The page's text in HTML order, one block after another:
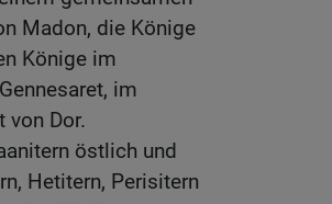
Madon, die Könige
Könige im
im
von Dor.
östlich und
Hetitern, Perisitern